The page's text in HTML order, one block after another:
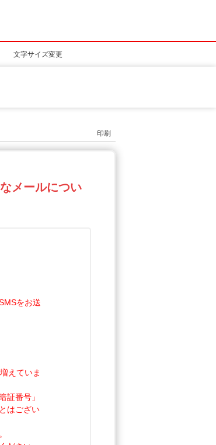
文字サイズ変更
印刷
メールについ
をお送
えていま
証番号」
はござい